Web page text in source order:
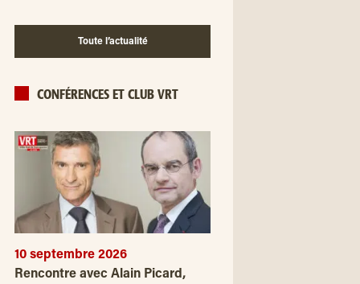
Toute l’actualité
CONFÉRENCES ET CLUB VRT
10 septembre 2026
Rencontre avec Alain Picard,